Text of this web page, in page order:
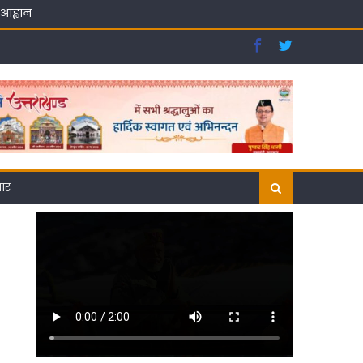
बीमारियों से देगा बेहतर सुरक्षा